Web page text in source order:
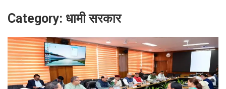
Category: धामी सरकार